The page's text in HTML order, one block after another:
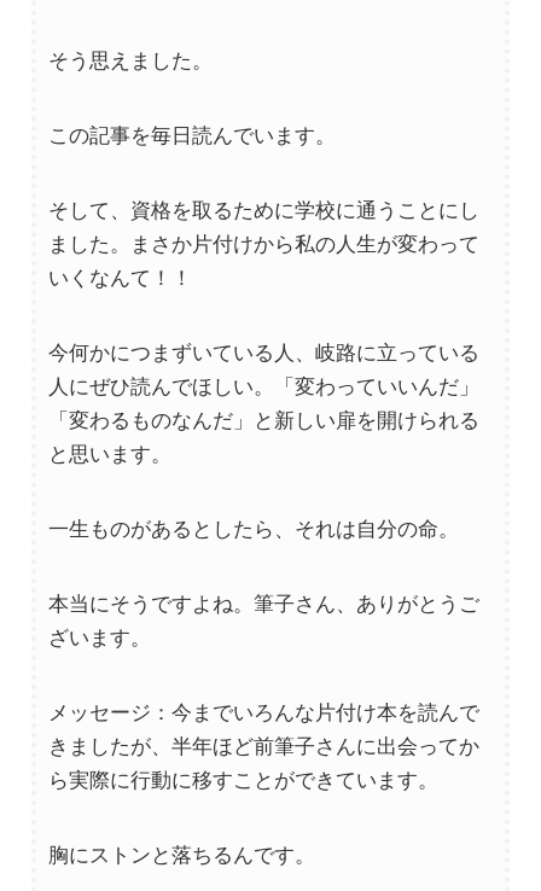
そう思えました。
この記事を毎日読んでいます。
そして、資格を取るために学校に通うことにし
ました。まさか片付けから私の人生が変わって
いくなんて！！
今何かにつまずいている人、岐路に立っている
人にぜひ読んでほしい。「変わっていいんだ」
「変わるものなんだ」と新しい扉を開けられる
と思います。
一生ものがあるとしたら、それは自分の命。
本当にそうですよね。筆子さん、ありがとうご
ざいます。
メッセージ：今までいろんな片付け本を読んで
きましたが、半年ほど前筆子さんに出会ってか
ら実際に行動に移すことができています。
胸にストンと落ちるんです。